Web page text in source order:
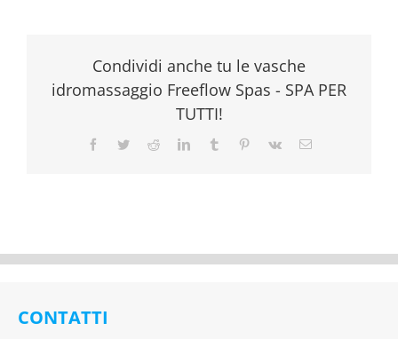
Condividi anche tu le vasche
idromassaggio Freeflow Spas - SPA PER
TUTTI!
FacebookTwitterRedditLinkedInTumblrPinterestVk Email
CONTATTI